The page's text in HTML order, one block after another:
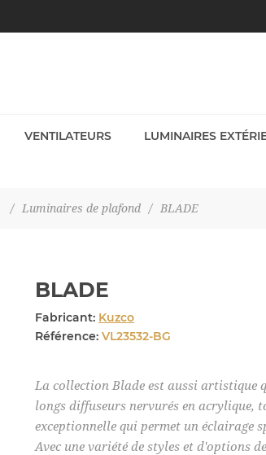
VENTILATEURS LUMINAIRES
/ Luminaires de plafond / BLADE
BLADE
Fabricant: Kuzco
Référence: VL23532-BG
La collection Blade est aussi artistique
longs diffuseurs nervurés en acrylique,
exceptionnelle qui permet un éclairage
Avec une variété de styles et d'options